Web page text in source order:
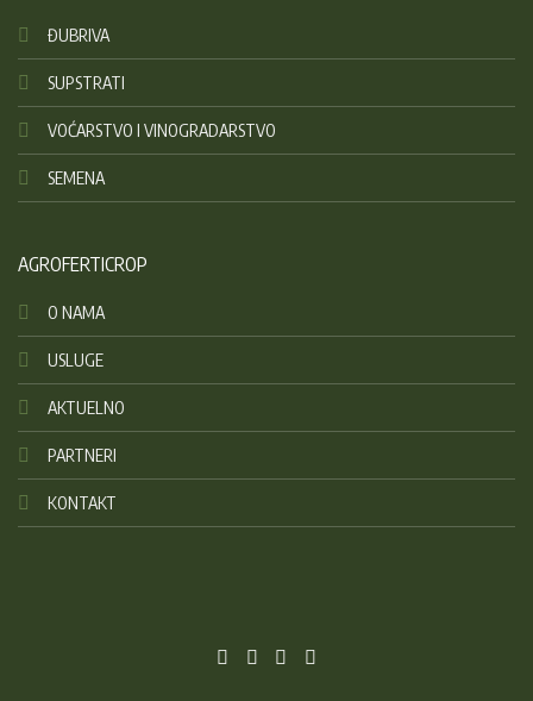
ĐUBRIVA
SUPSTRATI
VOĆARSTVO I VINOGRADARSTVO
SEMENA
AGROFERTICROP
O NAMA
USLUGE
AKTUELNO
PARTNERI
KONTAKT